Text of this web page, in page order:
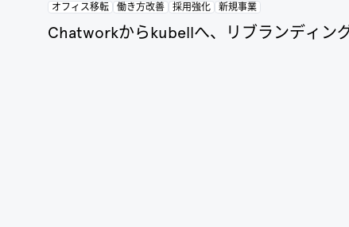
オフィス移転 働き方改善 採用強化 新規事業
Chatworkからkubellへ、リブランディン